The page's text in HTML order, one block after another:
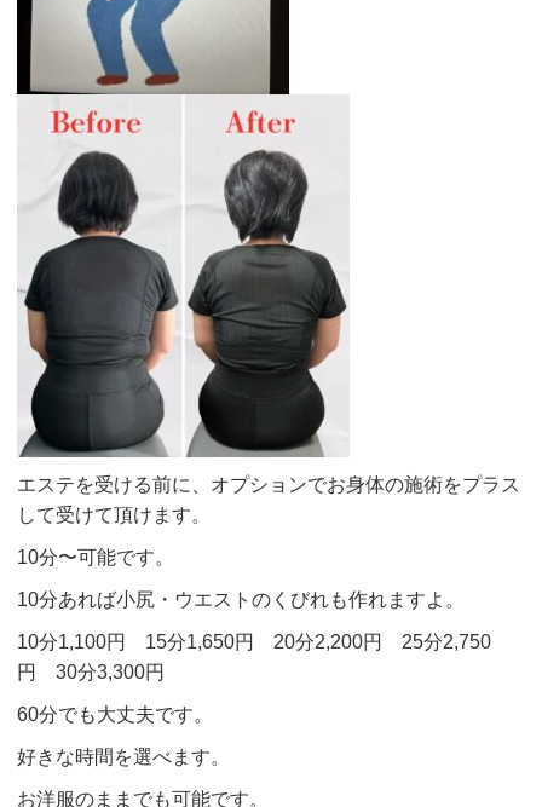
エステを受ける前に、オプションでお身体の施術をプラス
して受けて頂けます。
10分〜可能です。
10分あれば小尻・ウエストのくびれも作れますよ。
10分1,100円 15分1,650円 20分2,200円 25分2,750
円 30分3,300円
60分でも大丈夫です。
好きな時間を選べます。
お洋服のままでも可能です。